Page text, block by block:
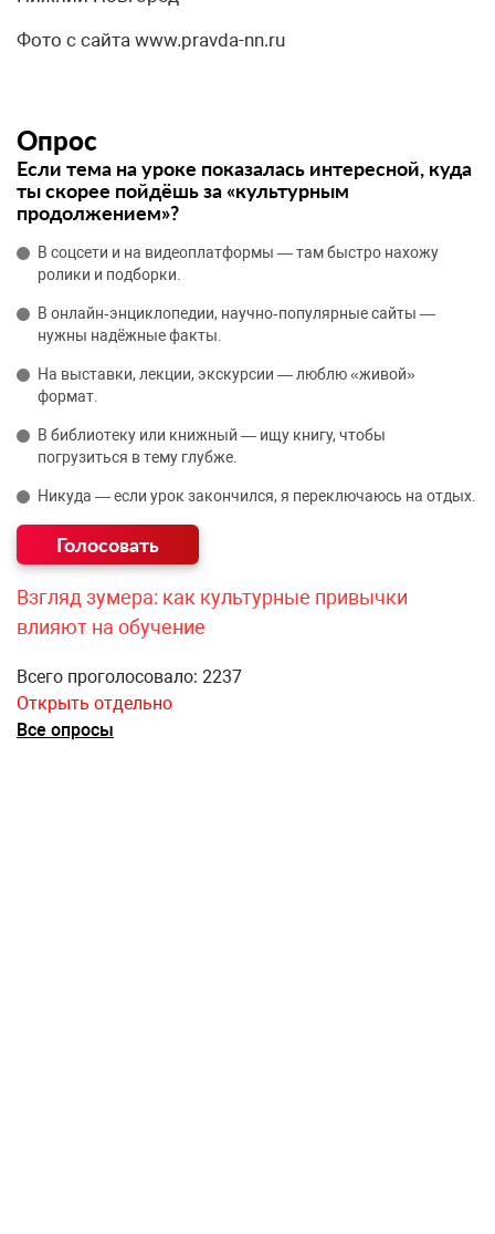
Фото с сайта www.pravda-nn.ru
Опрос
Если тема на уроке показалась интересной, куда
ты скорее пойдёшь за «культурным
продолжением»?
В соцсети и на видеоплатформы — там быстро нахожу
ролики и подборки.
В онлайн‑энциклопедии, научно‑популярные сайты —
нужны надёжные факты.
На выставки, лекции, экскурсии — люблю «живой»
формат.
В библиотеку или книжный — ищу книгу, чтобы
погрузиться в тему глубже.
Никуда — если урок закончился, я переключаюсь на отдых.
Взгляд зумера: как культурные привычки
влияют на обучение
Всего проголосовало: 2237
Открыть отдельно
Все опросы